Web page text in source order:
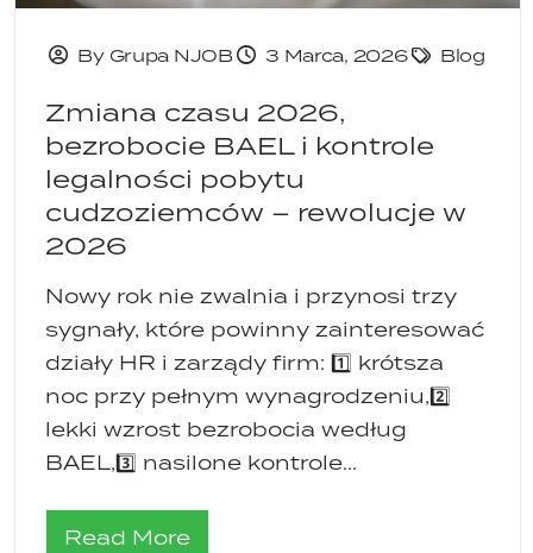
By Grupa NJOB 3 Marca, 2026 Blog
Zmiana czasu 2026,
bezrobocie BAEL i kontrole
legalności pobytu
cudzoziemców – rewolucje w
2026
Nowy rok nie zwalnia i przynosi trzy
sygnały, które powinny zainteresować
działy HR i zarządy firm: 1️⃣ krótsza
noc przy pełnym wynagrodzeniu,2️⃣
lekki wzrost bezrobocia według
BAEL,3️⃣ nasilone kontrole...
Read More